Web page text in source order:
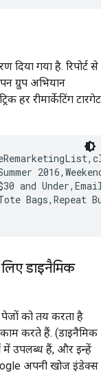
दिया गया है. रिपोर्ट से
ग्रुप अभियान
हर रीमार्केटिंग टारगेट
and Under,Email
Bags,Repeat
डाइनैमिक
को तय करता है
करते हैं. (डाइनैमिक
में उपलब्ध हैं, और इन्हें
अपनी खोज इंडेक्स